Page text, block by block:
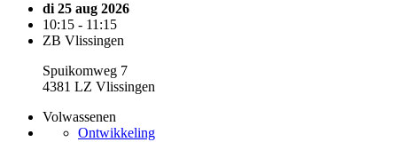
di 25 aug 2026
10:15 - 11:15
ZB Vlissingen
Spuikomweg 7
4381 LZ Vlissingen
Volwassenen
Ontwikkeling